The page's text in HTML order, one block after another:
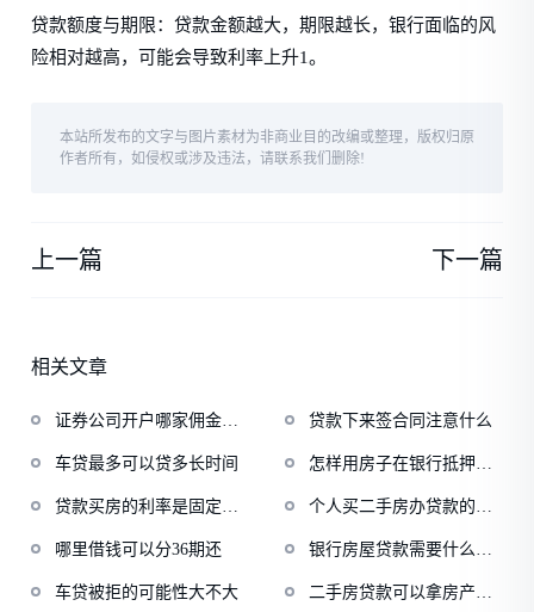
贷款额度与期限：贷款金额越大，期限越长，银行面临的风
险相对越高，可能会导致利率上升1。
本站所发布的文字与图片素材为非商业目的改编或整理，版权归原
作者所有，如侵权或涉及违法，请联系我们删除!
上一篇 下一篇
相关文章
证券公司开户哪家佣金低
贷款下来签合同注意什么
车贷最多可以贷多长时间
怎样用房子在银行抵押贷
贷款买房的利率是固定的
个人买二手房办贷款的流
哪里借钱可以分36期还
银行房屋贷款需要什么资
车贷被拒的可能性大不大
二手房贷款可以拿房产证